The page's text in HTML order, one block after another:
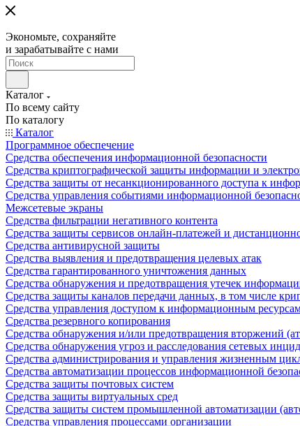
Экономьте, сохраняйте
и зарабатывайте с нами
Каталог
По всему сайту
По каталогу
Каталог
Программное обеспечение
Средства обеспечения информационной безопасности
Средства криптографической защиты информации и
Средства защиты от несанкционированного доступа к
Средства управления событиями информационной
Межсетевые экраны
Средства фильтрации негативного контента
Средства защиты сервисов онлайн-платежей и
Средства антивирусной защиты
Средства выявления и предотвращения целевых атак
Средства гарантированного уничтожения данных
Средства обнаружения и предотвращения утечек
Средства защиты каналов передачи данных, в том числе
Средства управления доступом к информационным
Средства резервного копирования
Средства обнаружения и/или предотвращения вторжений
Средства обнаружения угроз и расследования сетевых
Средства администрирования и управления жизненным
Средства автоматизации процессов информационной
Средства защиты почтовых систем
Средства защиты виртуальных сред
Средства защиты систем промышленной автоматизации
Средства управления процессами организации